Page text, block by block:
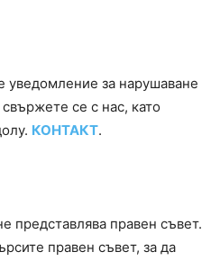
уведомление за нарушаване
се с нас, като
КОНТАКТ.
представлява правен съвет.
правен съвет, за да